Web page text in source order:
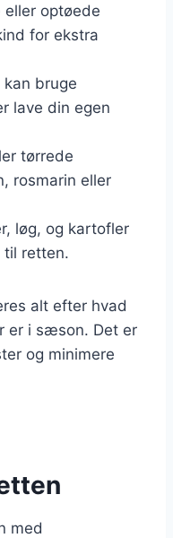
optøede
for ekstra
kan bruge
lave din egen
tørrede
rosmarin eller
løg, og kartofler
til retten.
alt efter hvad
er i sæson. Det er
og minimere
med